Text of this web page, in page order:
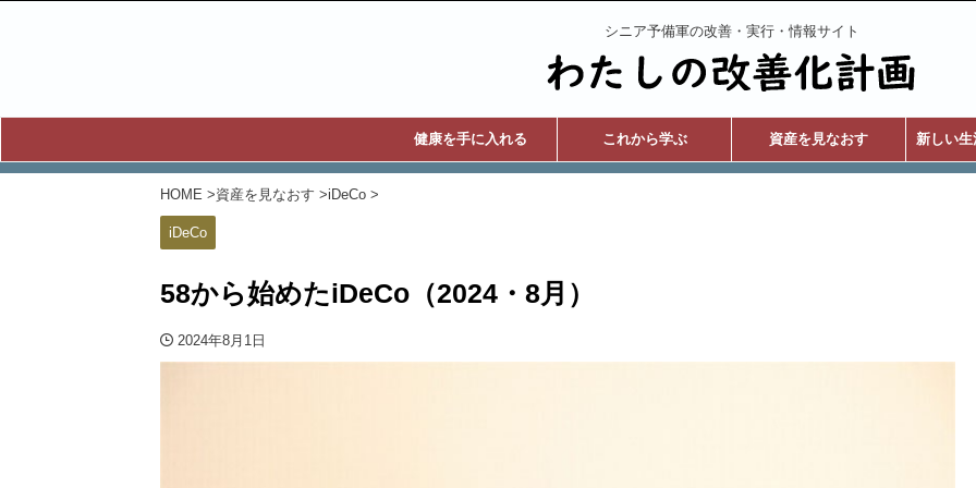
シニア予備軍の改善・実行・情報サイト
健康を手に入れる これから学ぶ 資産を見なおす 新しい生
HOME >資産を見なおす >iDeCo >
iDeCo
58から始めたiDeCo（2024・8月）
2024年8月1日